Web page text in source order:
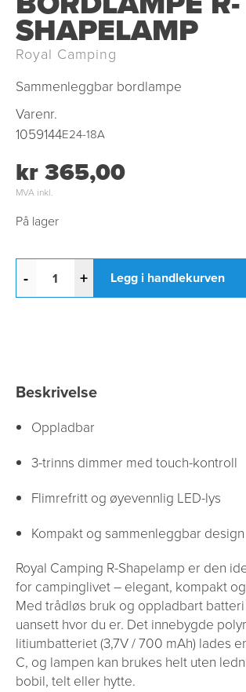
SHAPELAMP
Royal Camping
Sammenleggbar bordlampe
Varenr.
1059144E24-18A
kr 365,00
MVA inkl.
På lager
- + Legg i handlekurven
Beskrivelse
Oppladbar
3-trinns dimmer med touch-kontroll
Flimrefritt og øyevennlig LED-lys
Kompakt og sammenleggbar design
Royal Camping R-Shapelamp er den
for campinglivet – elegant, kompakt
Med trådløs bruk og oppladbart
uansett hvor du er. Det innebygde
litiumbatteriet (3,7V / 700 mAh) lades
C, og lampen kan brukes helt uten
bobil, telt eller hytte.